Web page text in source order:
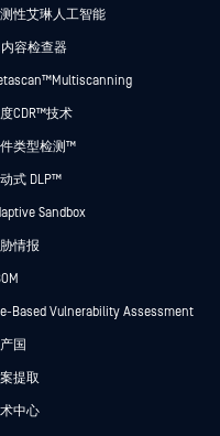
性艾琳人工智能
内容检查器
Multiscanning
CDR™技术
类型检测™
式 DLP™
Sandbox
情报
Based Vulnerability Assessment
国
提取
中心